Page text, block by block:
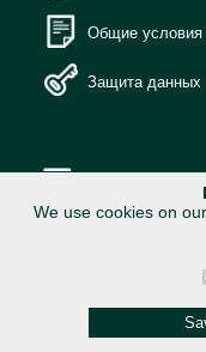
We use cookies on
Общие условия
Защита данных
Исходные